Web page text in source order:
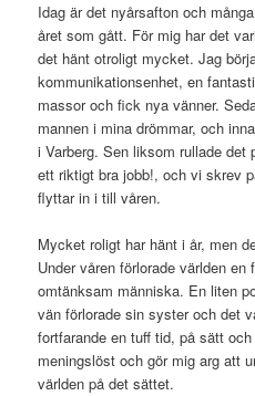
Idag är det nyårsafton och
året som gått. För mig har det
det hänt otroligt mycket. Jag
kommunikationsenhet, en
massor och fick nya vänner.
mannen i mina drömmar, och
i Varberg. Sen liksom rullade det
ett riktigt bra jobb!, och vi skrev
flyttar in i till våren.
Mycket roligt har hänt i år, men
Under våren förlorade världen
omtänksam människa. En liten
vän förlorade sin syster och det
fortfarande en tuff tid, på sätt
meningslöst och gör mig arg att
världen på det sättet.